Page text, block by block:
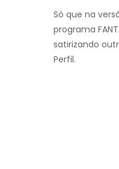
Só que na
programa
satirizando
Perfil.